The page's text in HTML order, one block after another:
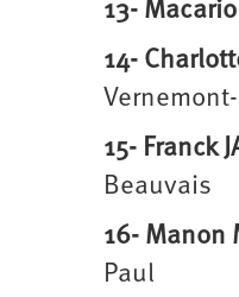
13-
14-
15- Franck
Beauvais
16- Manon
Paul